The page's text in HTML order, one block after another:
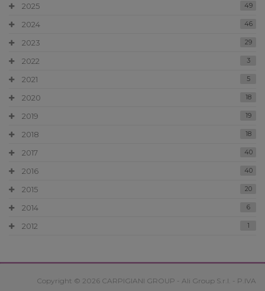
2025 49
2024 46
2023 29
2022 3
2021 5
2020 18
2019 19
2018 18
2017 40
2016 40
2015 20
2014 6
2012 1
Copyright © 2026 CARPIGIANI GROUP - Ali Group S.r.l. - P.IVA